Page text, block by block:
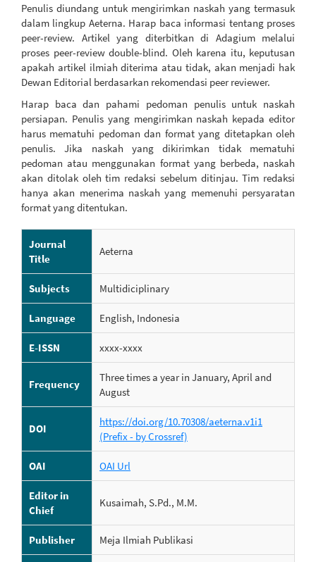
Penulis diundang untuk mengirimkan naskah yang termasuk
dalam lingkup Aeterna. Harap baca informasi tentang proses
peer-review. Artikel yang diterbitkan di Adagium melalui
proses peer-review double-blind. Oleh karena itu, keputusan
apakah artikel ilmiah diterima atau tidak, akan menjadi hak
Dewan Editorial berdasarkan rekomendasi peer reviewer.
Harap baca dan pahami pedoman penulis untuk naskah
persiapan. Penulis yang mengirimkan naskah kepada editor
harus mematuhi pedoman dan format yang ditetapkan oleh
penulis. Jika naskah yang dikirimkan tidak mematuhi
pedoman atau menggunakan format yang berbeda, naskah
akan ditolak oleh tim redaksi sebelum ditinjau. Tim redaksi
hanya akan menerima naskah yang memenuhi persyaratan
format yang ditentukan.
Journal
Title
Aeterna
Subjects Multidiciplinary
Language English, Indonesia
E-ISSN xxxx-xxxx
Frequency
Three times a year in January, April and
August
DOI
https://doi.org/10.70308/aeterna.v1i1
(Prefix - by Crossref)
OAI OAI Url
Editor in
Chief
Kusaimah, S.Pd., M.M.
Publisher Meja Ilmiah Publikasi